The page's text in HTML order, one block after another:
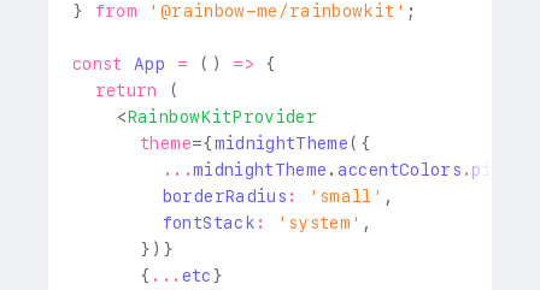
}
from '@rainbow-me/rainbowkit' ;
const App = ( ) =>
{
return
(
<RainbowKitProvider
theme={midnightTheme( {
...midnightTheme . accentColors . pink
        borderRadius
: 'small' ,
        fontStack
: 'system' ,
} ) }
{ ... etc }